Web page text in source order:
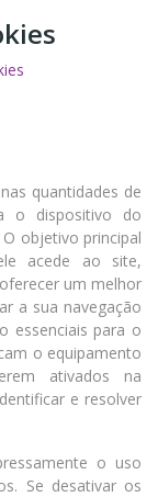
quantidades de
o dispositivo do
objetivo principal
acede ao site,
um melhor
a sua navegação
essenciais para o
o equipamento
ativados na
e resolver
o uso
Se desativar os